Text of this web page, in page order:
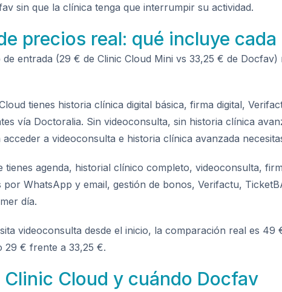
sin que la clínica tenga que interrumpir su actividad.
precios real: qué incluye cada
entrada (29 € de Clinic Cloud Mini vs 33,25 € de
tienes historia clínica digital básica, firma digital,
vía Doctoralia. Sin videoconsulta, sin historia clínica
a videoconsulta e historia clínica avanzada
agenda, historial clínico completo, videoconsulta,
WhatsApp y email, gestión de bonos, Verifactu,
día.
videoconsulta desde el inicio, la comparación real es 49
29 € frente a 33,25 €.
Cloud y cuándo Docfav